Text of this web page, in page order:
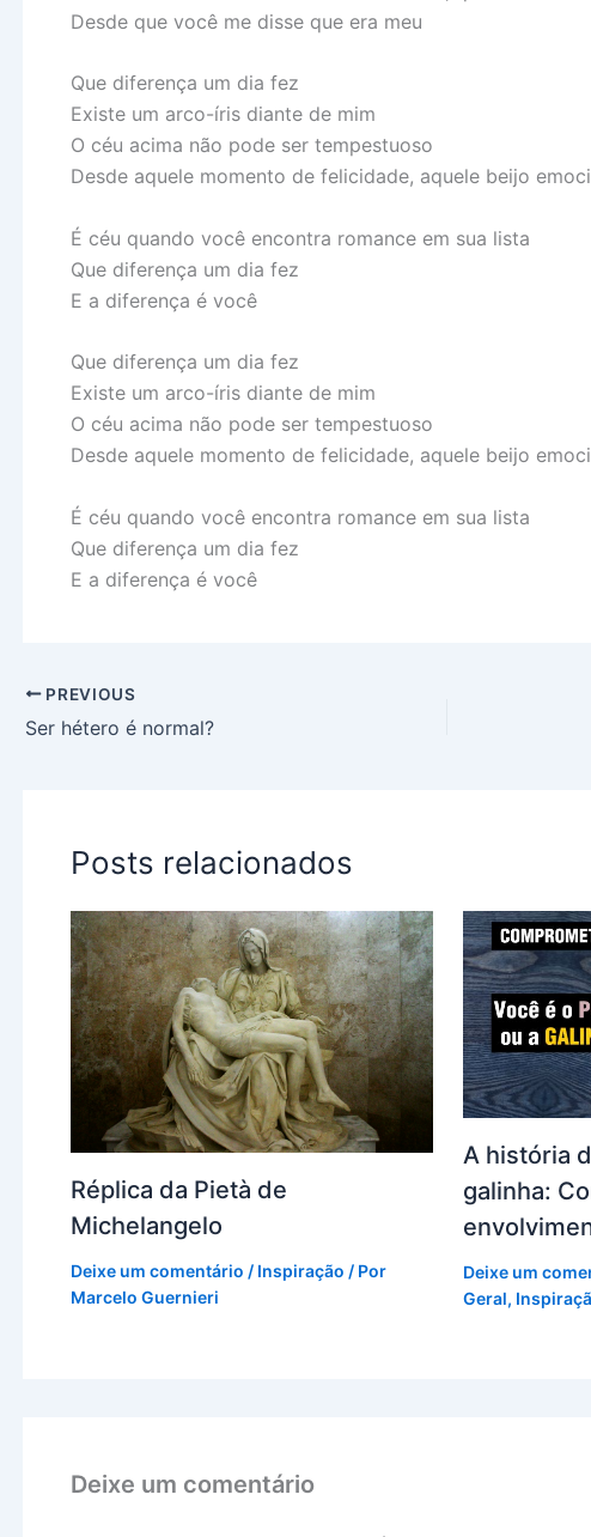
Desde que você me disse que era meu
Que diferença um dia fez
Existe um arco-íris diante de mim
O céu acima não pode ser tempestuoso
Desde aquele momento de felicidade, aquele beijo
É céu quando você encontra romance em sua lista
Que diferença um dia fez
E a diferença é você
Que diferença um dia fez
Existe um arco-íris diante de mim
O céu acima não pode ser tempestuoso
Desde aquele momento de felicidade, aquele beijo
É céu quando você encontra romance em sua lista
Que diferença um dia fez
E a diferença é você
PREVIOUS
Ser hétero é normal?
Posts relacionados
Réplica da Pietà de
Michelangelo
Deixe um comentário / Inspiração / Por
Marcelo Guernieri
A história
galinha:
Deixe um
Geral,
Deixe um comentário